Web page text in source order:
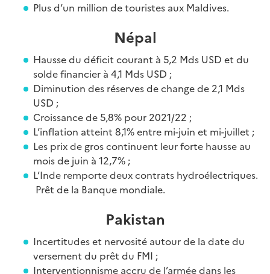
Plus d’un million de touristes aux Maldives.
Népal
Hausse du déficit courant à 5,2 Mds USD et du
solde financier à 4,1 Mds USD ;
Diminution des réserves de change de 2,1 Mds
USD ;
Croissance de 5,8% pour 2021/22 ;
L’inflation atteint 8,1% entre mi-juin et mi-juillet ;
Les prix de gros continuent leur forte hausse au
mois de juin à 12,7% ;
L’Inde remporte deux contrats hydroélectriques.
Prêt de la Banque mondiale.
Pakistan
Incertitudes et nervosité autour de la date du
versement du prêt du FMI ;
Interventionnisme accru de l’armée dans les